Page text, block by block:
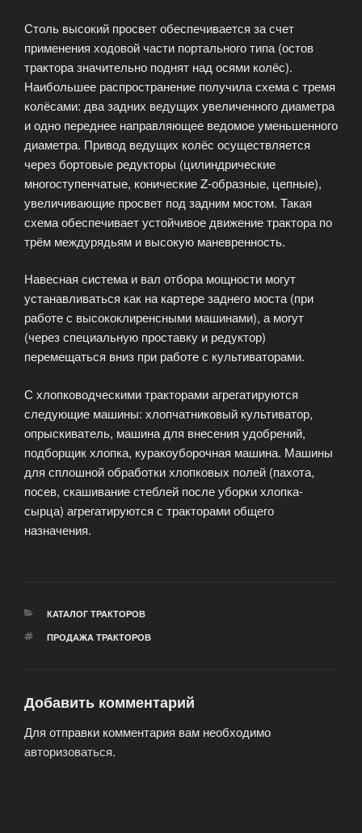
Столь высокий просвет обеспечивается за счет
применения ходовой части портального типа (остов
трактора значительно поднят над осями колёс).
Наибольшее распространение получила схема с тремя
колёсами: два задних ведущих увеличенного диаметра
и одно переднее направляющее ведомое уменьшенного
диаметра. Привод ведущих колёс осуществляется
через бортовые редукторы (цилиндрические
многоступенчатые, конические Z-образные, цепные),
увеличивающие просвет под задним мостом. Такая
схема обеспечивает устойчивое движение трактора по
трём междурядьям и высокую маневренность.
Навесная система и вал отбора мощности могут
устанавливаться как на картере заднего моста (при
работе с высококлиренсными машинами), а могут
(через специальную проставку и редуктор)
перемещаться вниз при работе с культиваторами.
С хлопководческими тракторами агрегатируются
следующие машины: хлопчатниковый культиватор,
опрыскиватель, машина для внесения удобрений,
подборщик хлопка, куракоуборочная машина. Машины
для сплошной обработки хлопковых полей (пахота,
посев, скашивание стеблей после уборки хлопка-
сырца) агрегатируются с тракторами общего
назначения.
РУБРИКИ
КАТАЛОГ ТРАКТОРОВ
МЕТКИ
ПРОДАЖА ТРАКТОРОВ
Добавить комментарий
Для отправки комментария вам необходимо
авторизоваться.